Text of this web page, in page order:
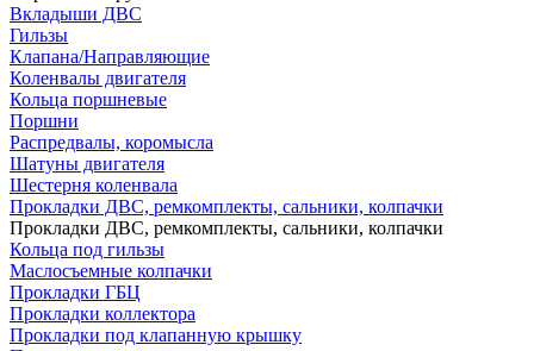
Вкладыши ДВС
Гильзы
Клапана/Направляющие
Коленвалы двигателя
Кольца поршневые
Поршни
Распредвалы, коромысла
Шатуны двигателя
Шестерня коленвала
Прокладки ДВС, ремкомплекты, сальники, колпачки
Прокладки ДВС, ремкомплекты, сальники, колпачки
Кольца под гильзы
Маслосъемные колпачки
Прокладки ГБЦ
Прокладки коллектора
Прокладки под клапанную крышку